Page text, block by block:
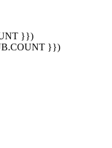
}})
}})